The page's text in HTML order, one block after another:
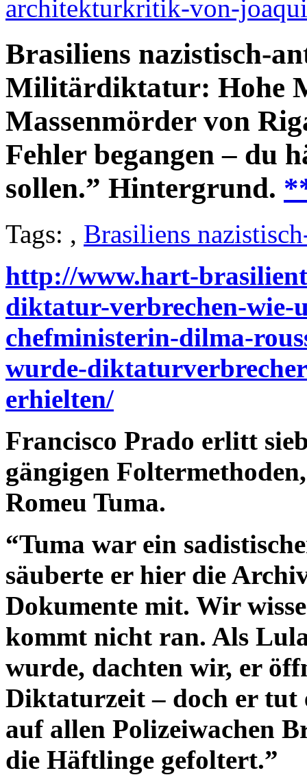
architekturkritik-von-
Brasiliens nazistisch-
Militärdiktatur: Hohe
Massenmörder von
Fehler begangen – du
sollen.” Hintergrund.
Tags: , Brasiliens
http://www.hart-
diktatur-verbrechen-wie-
chefministerin-dilma-
wurde-
erhielten/
Francisco Prado erlitt
gängigen
Romeu Tuma.
“Tuma war ein
säuberte er hier die
Dokumente mit. Wir
kommt nicht ran. Als
wurde, dachten wir, er
Diktaturzeit – doch er tut
auf allen Polizeiwachen
die Häftlinge gefoltert.”